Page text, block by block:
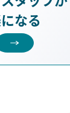
なる